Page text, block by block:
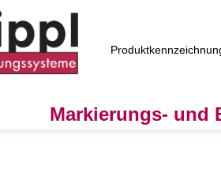
Markierungs- und